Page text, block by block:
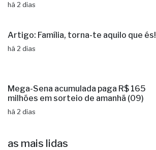
há 2 dias
Artigo: Família, torna-te aquilo que és!
há 2 dias
Mega-Sena acumulada paga R$ 165
milhões em sorteio de amanhã (09)
há 2 dias
as mais lidas